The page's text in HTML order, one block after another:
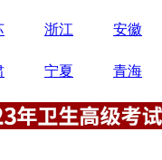
浙江 安徽
宁夏 青海